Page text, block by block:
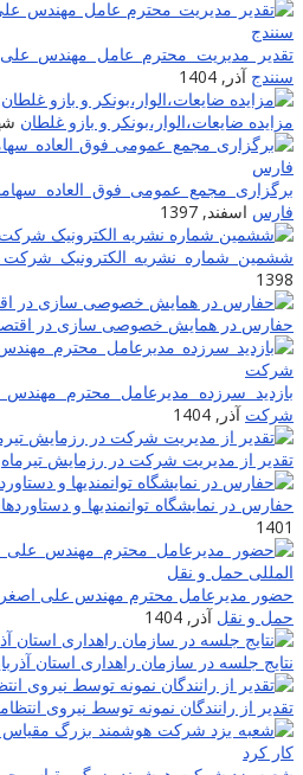
تقدیر مدیریت محترم عامل مهندس
سنندج آذر, 1404
مزایده ضایعات‌،الوار،بونکر و بازو غلطان
برگزاری مجمع عمومی فوق العاده
فارس اسفند, 1397
ششمین شماره نشریه الکترونیک
1398
حفارس در همایش خصوصی سازی در
بازدید سرزده مدیرعامل محترم
شرکت آذر, 1404
تقدیر از مدیریت شرکت در رزمایش تیرماه
حفارس در نمایشگاه توانمندیها و
1401
حضور مدیرعامل محترم مهندس علی اصغر
حمل و نقل آذر, 1404
نتایج جلسه در سازمان راهداری استان
تقدیر از رانندگان نمونه توسط نیروی